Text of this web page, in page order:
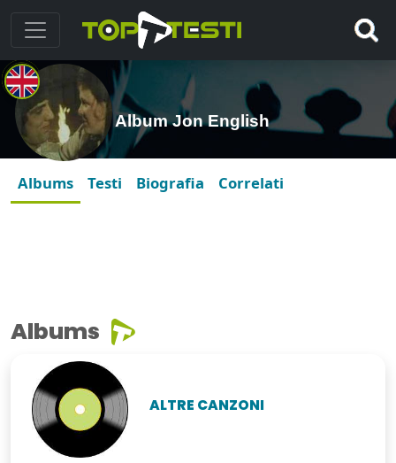
Album Jon English
Albums Testi Biografia Correlati
Albums
ALTRE CANZONI